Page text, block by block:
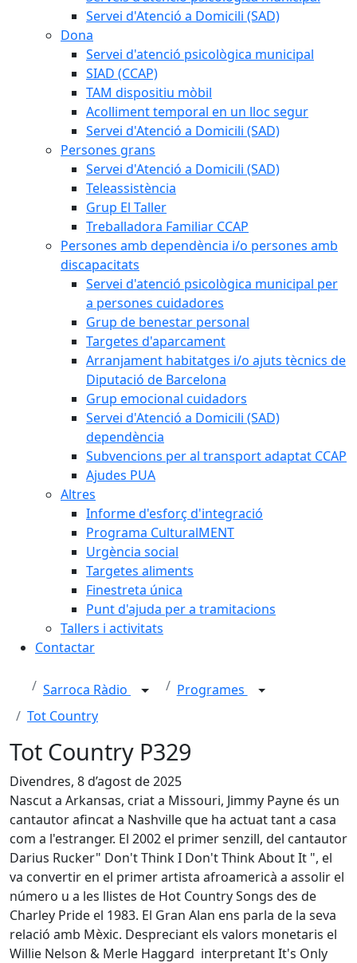
Servei d'Atenció a Domicili (SAD)
Dona
Servei d'atenció psicològica municipal
SIAD (CCAP)
TAM dispositiu mòbil
Acolliment temporal en un lloc segur
Servei d'Atenció a Domicili (SAD)
Persones grans
Servei d'Atenció a Domicili (SAD)
Teleassistència
Grup El Taller
Treballadora Familiar CCAP
Persones amb dependència i/o persones amb
discapacitats
Servei d'atenció psicològica municipal per
a persones cuidadores
Grup de benestar personal
Targetes d'aparcament
Arranjament habitatges i/o ajuts tècnics de
Diputació de Barcelona
Grup emocional cuidadors
Servei d'Atenció a Domicili (SAD)
dependència
Subvencions per al transport adaptat CCAP
Ajudes PUA
Altres
Informe d'esforç d'integració
Programa CulturalMENT
Urgència social
Targetes aliments
Finestreta única
Punt d'ajuda per a tramitacions
Tallers i activitats
Contactar
Sarroca Ràdio
Programes
Tot Country
Tot Country P329
Divendres, 8 d’agost de 2025
Nascut a Arkansas, criat a Missouri, Jimmy Payne és un
cantautor afincat a Nashville que ha actuat tant a casa
com a l'estranger. El 2002 el primer senzill, del cantautor
Darius Rucker" Don't Think I Don't Think About It ", el
va convertir en el primer artista afroamericà a assolir el
número u a les llistes de Hot Country Songs des de
Charley Pride el 1983. El Gran Alan ens parla de la seva
relació amb Mèxic. Despreciant els valors monetaris el
Willie Nelson & Merle Haggard interpretant It's Only